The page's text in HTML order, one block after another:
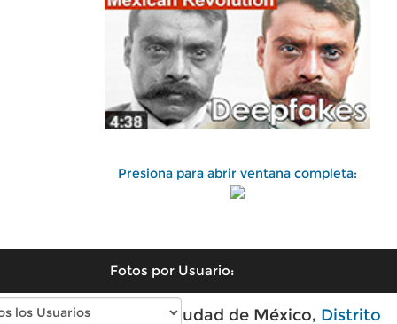
Presiona para abrir ventana completa:
Fotos por Usuario:
Fotos antiguas de Ciudad de México, Distrito